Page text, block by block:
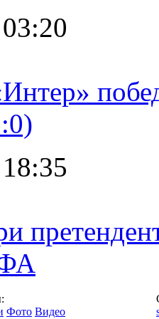
Фото Видео